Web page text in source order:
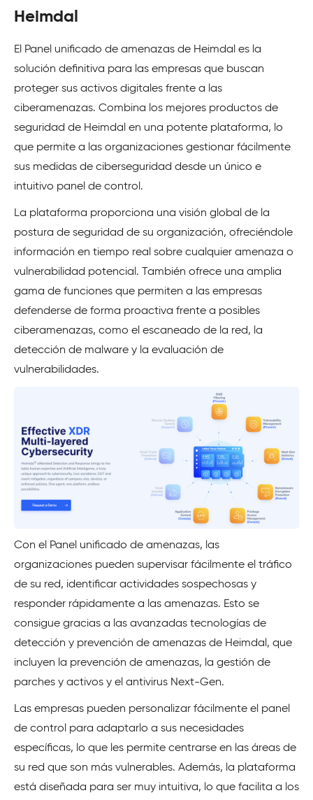
Heimdal
El Panel unificado de amenazas de Heimdal es la
solución definitiva para las empresas que buscan
proteger sus activos digitales frente a las
ciberamenazas. Combina los mejores productos de
seguridad de Heimdal en una potente plataforma, lo
que permite a las organizaciones gestionar fácilmente
sus medidas de ciberseguridad desde un único e
intuitivo panel de control.
La plataforma proporciona una visión global de la
postura de seguridad de su organización, ofreciéndole
información en tiempo real sobre cualquier amenaza o
vulnerabilidad potencial. También ofrece una amplia
gama de funciones que permiten a las empresas
defenderse de forma proactiva frente a posibles
ciberamenazas, como el escaneado de la red, la
detección de malware y la evaluación de
vulnerabilidades.
Con el Panel unificado de amenazas, las
organizaciones pueden supervisar fácilmente el tráfico
de su red, identificar actividades sospechosas y
responder rápidamente a las amenazas. Esto se
consigue gracias a las avanzadas tecnologías de
detección y prevención de amenazas de Heimdal, que
incluyen la prevención de amenazas, la gestión de
parches y activos y el antivirus Next-Gen.
Las empresas pueden personalizar fácilmente el panel
de control para adaptarlo a sus necesidades
específicas, lo que les permite centrarse en las áreas de
su red que son más vulnerables. Además, la plataforma
está diseñada para ser muy intuitiva, lo que facilita a los